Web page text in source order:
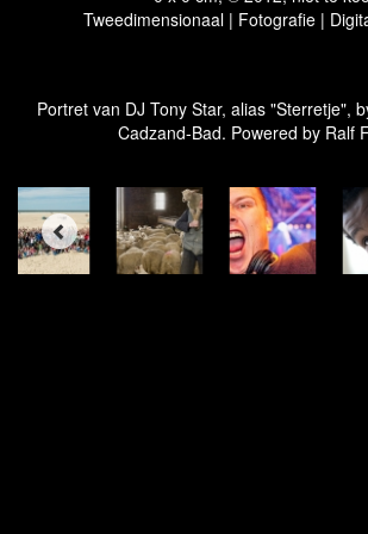
Tweedimensionaal | Fotografie |
Portret van DJ Tony Star, alias "Sterretje",
Cadzand-Bad. Powered by Ralf